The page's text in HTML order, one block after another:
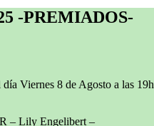
-PREMIADOS-
Viernes 8 de Agosto a las 19h
– Lily Engelibert –